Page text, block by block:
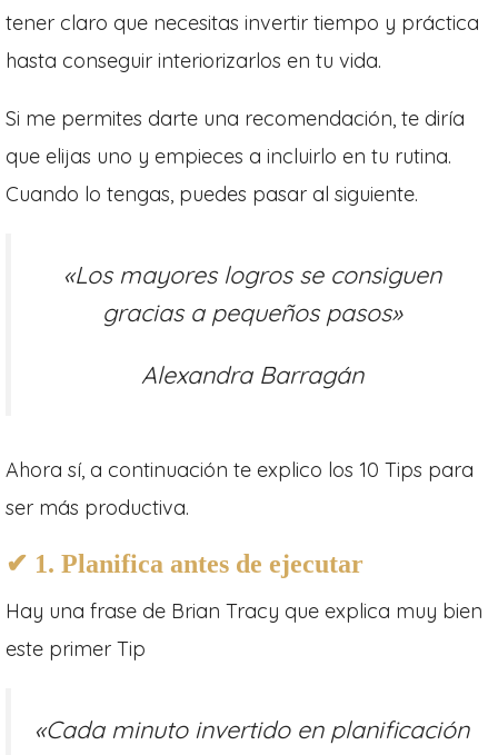
tener claro que necesitas invertir tiempo y práctica
hasta conseguir interiorizarlos en tu vida.
Si me permites darte una recomendación, te diría
que elijas uno y empieces a incluirlo en tu rutina.
Cuando lo tengas, puedes pasar al siguiente.
«Los mayores logros se consiguen
gracias a pequeños pasos»
Alexandra Barragán
Ahora sí, a continuación te explico los 10 Tips para
ser más productiva.
✔ 1. Planifica antes de ejecutar
Hay una frase de Brian Tracy que explica muy bien
este primer Tip
«Cada minuto invertido en planificación